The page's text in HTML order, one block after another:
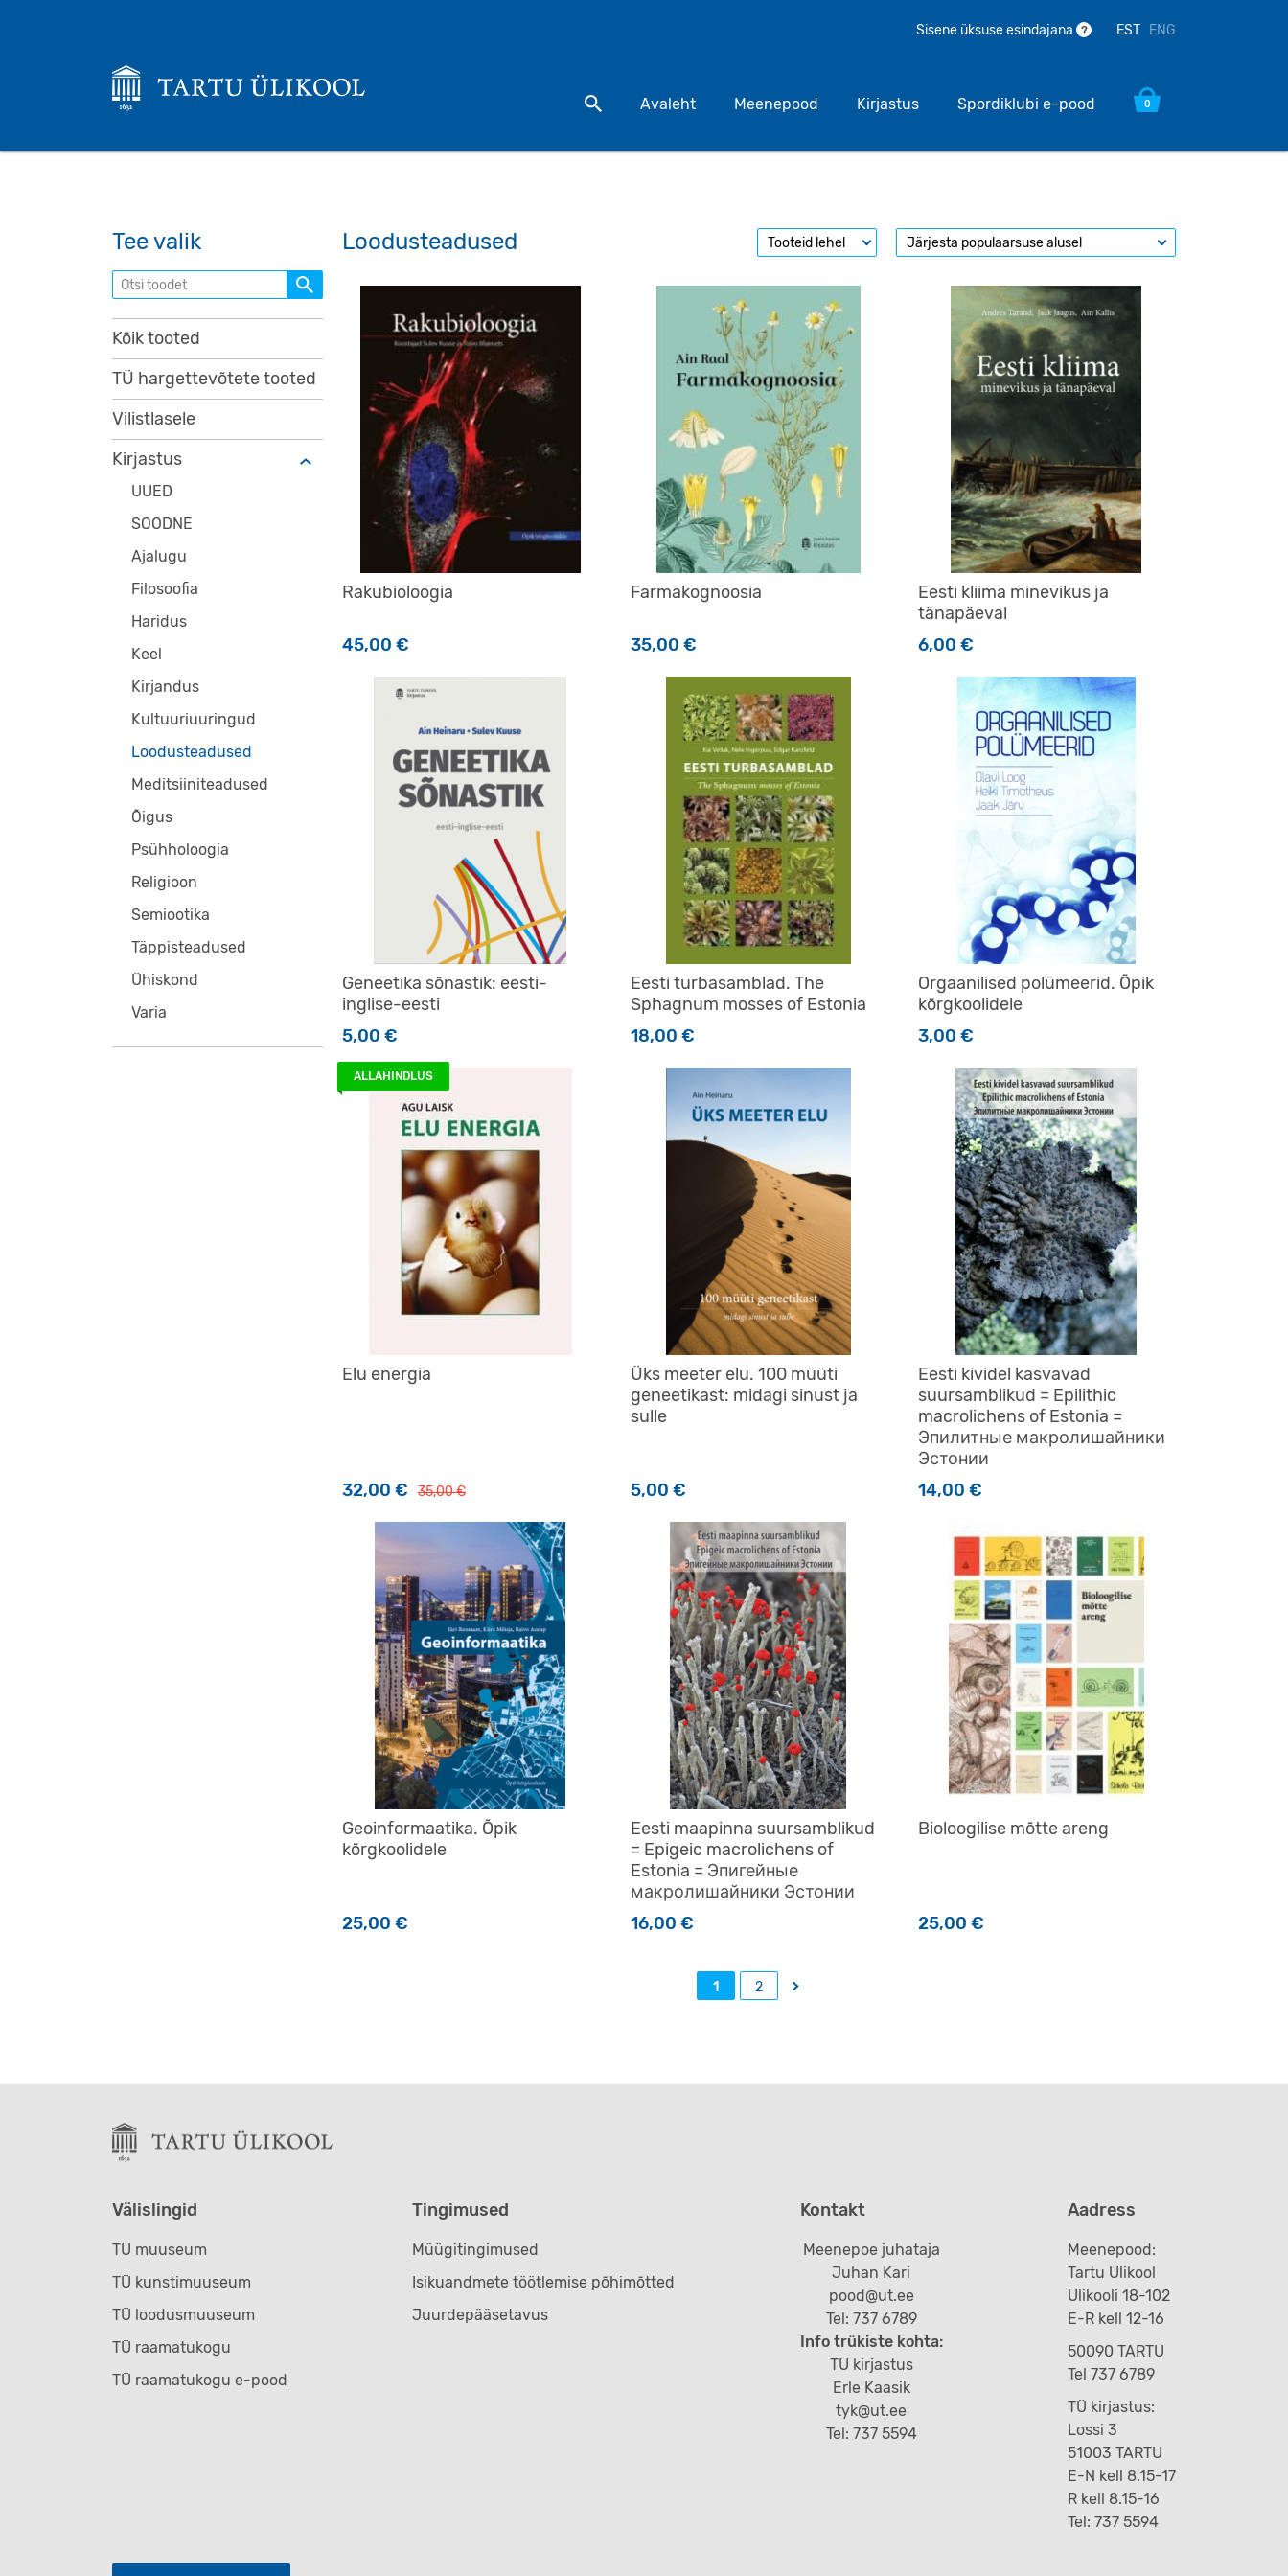
Sisene üksuse esindajana ? EST ENG
Otsi toodetAvaleht Meenepood Kirjastus Spordiklubi e-pood 0
Tee valik
Otsi toodet
Kõik tooted
TÜ hargettevõtete tooted
Vilistlasele
Kirjastus
UUED
SOODNE
Ajalugu
Filosoofia
Haridus
Keel
Kirjandus
Kultuuriuuringud
Loodusteadused
Meditsiiniteadused
Õigus
Psühholoogia
Religioon
Semiootika
Täppisteadused
Ühiskond
Varia
Loodusteadused
Rakubioloogia
45,00 €
Farmakognoosia
35,00 €
Eesti kliima minevikus ja
tänapäeval
6,00€
Geneetika sõnastik: eesti-
inglise-eesti
5,00 €
Eesti turbasamblad. The
Sphagnum mosses of Estonia
18,00 €
Orgaanilised polümeerid. Õpik
kõrgkoolidele
3,00€
ALLAHINDLUS
Elu energia
35,00€Algne hind oli: 35,00 €.
32,00 € Praegune hind on: 32,00 €.
Üks meeter elu. 100 müüti
geneetikast: midagi sinust ja
sulle
5,00 €
Eesti kividel kasvavad
suursamblikud = Epilithic
macrolichens of Estonia =
Эпилитные макролишайники
Эстонии
14,00€
Geoinformaatika. Õpik
kõrgkoolidele
25,00 €
Eesti maapinna suursamblikud
= Epigeic macrolichens of
Estonia = Эпигейные
макролишайники Эстонии
16,00 €
Bioloogilise mõtte areng
25,00€
1 2 →
Välislingid
TÜ muuseum
TÜ kunstimuuseum
TÜ loodusmuuseum
TÜ raamatukogu
TÜ raamatukogu e-pood
Tingimused
Müügitingimused
Isikuandmete töötlemise põhimõtted
Juurdepääsetavus
Kontakt
Meenepoe juhataja
Juhan Kari
pood@ut.ee
Tel: 737 6789
Info trükiste kohta:
TÜ kirjastus
Erle Kaasik
tyk@ut.ee
Tel: 737 5594
Aadress
Meenepood:
Tartu Ülikool
Ülikooli 18-102
E-R kell 12-16
50090 TARTU
Tel 737 6789
TÜ kirjastus:
Lossi 3
51003 TARTU
E-N kell 8.15-17
R kell 8.15-16
Tel: 737 5594